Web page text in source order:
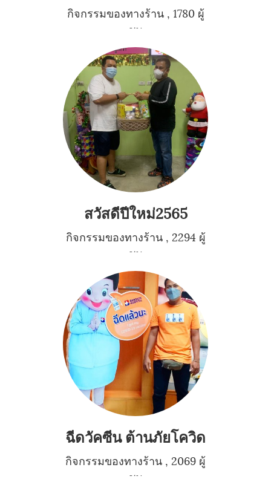
กิจกรรมของทางร้าน, 1780 ผู้
ชม
สวัสดีปีใหม่2565
กิจกรรมของทางร้าน, 2294 ผู้
ชม
ฉีดวัคซีน ต้านภัยโควิด
กิจกรรมของทางร้าน , 2069 ผู้